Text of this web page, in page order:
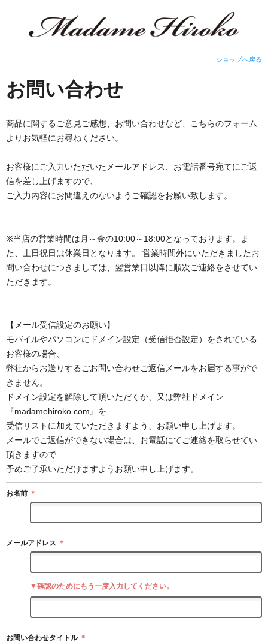
ショップへ戻る
お問い合わせ
商品に関するご意見ご感想、お問い合わせなど、こちらのフォーム
よりお気軽にお尋ねください。
お客様にご入力いただいたメールアドレス、お電話番号宛てにご返
信を差し上げますので、
ご入力内容にお間違えのないようご確認をお願い致します。
※当店の営業時間は月～金の10:00～18:00となっております。ま
た、土日祝日は休業日となります。 営業時間外にいただきましたお
問い合わせにつきましては、翌営業日以降に順次ご連絡をさせてい
ただきます。
【メール受信設定のお願い】
モバイルやパソコンにドメイン設定（受信拒否設定）をされている
お客様の場合、
弊社からお送りするごお問い合わせご返信メールをお届する事がで
きません。
ドメイン設定を解除して頂いただくか、又は弊社ドメイン
『madamehiroko.com』を
受信リストに加えていただきますよう、お願い申し上げます。
メールでご返信ができない場合は、お電話にてご連絡を取らせてい
頂きますので
予めご了承いただけますようお願い申し上げます。
お名前 ＊
メールアドレス ＊
▼確認のためにもう一度入力してください。
お問い合わせタイトル ＊